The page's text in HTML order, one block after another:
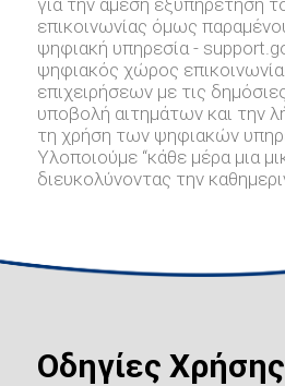
επικοινωνίας όμως
ψηφιακή υπηρεσία -
ψηφιακός χώρος
επιχειρήσεων με τις
υποβολή αιτημάτων και την
τη χρήση των ψηφιακών
Υλοποιούμε “κάθε μέρα μια
διευκολύνοντας την
Οδηγίες Χρήσης